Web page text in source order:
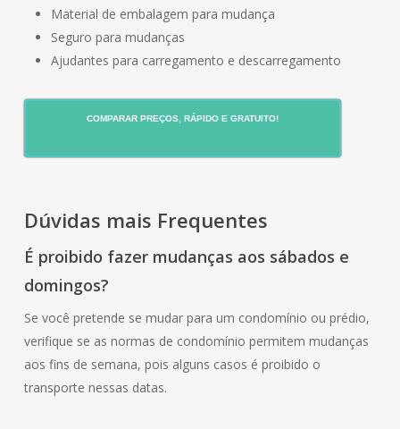
Material de embalagem para mudança
Seguro para mudanças
Ajudantes para carregamento e descarregamento
COMPARAR PREÇOS, RÁPIDO E GRATUITO!
Dúvidas mais Frequentes
É proibido fazer mudanças aos sábados e
domingos?
Se você pretende se mudar para um condomínio ou prédio,
verifique se as normas de condomínio permitem mudanças
aos fins de semana, pois alguns casos é proibido o
transporte nessas datas.